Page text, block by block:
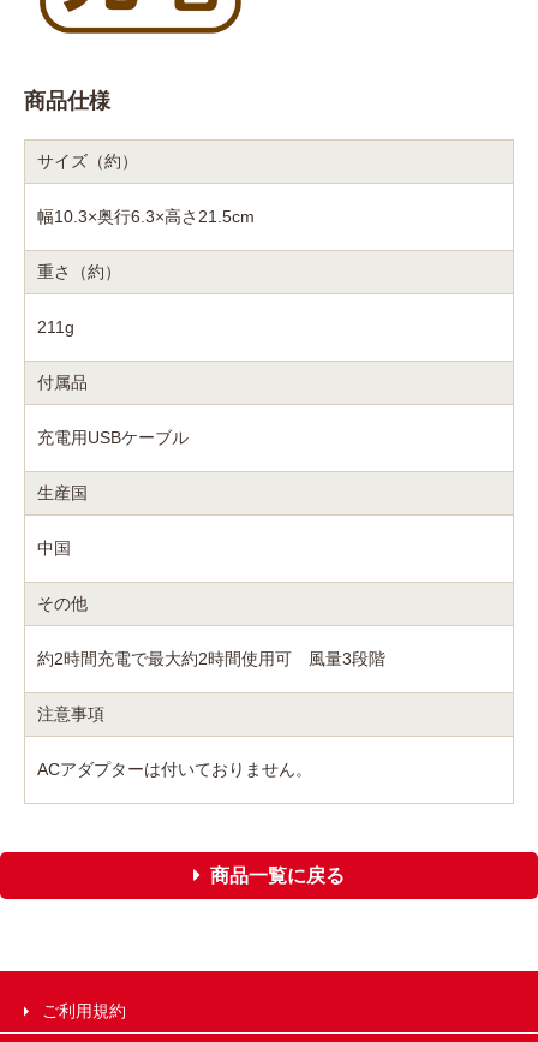
商品仕様
サイズ（約）
幅10.3×奥行6.3×高さ21.5cm
重さ（約）
211g
付属品
充電用USBケーブル
生産国
中国
その他
約2時間充電で最大約2時間使用可 風量3段階
注意事項
ACアダプターは付いておりません。
商品一覧に戻る
ご利用規約